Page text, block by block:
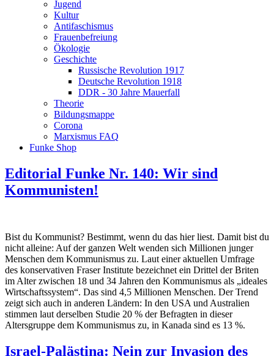
Jugend
Kultur
Antifaschismus
Frauenbefreiung
Ökologie
Geschichte
Russische Revolution 1917
Deutsche Revolution 1918
DDR - 30 Jahre Mauerfall
Theorie
Bildungsmappe
Corona
Marxismus FAQ
Funke Shop
Editorial Funke Nr. 140: Wir sind
Kommunisten!
Bist du Kommunist? Bestimmt, wenn du das hier liest. Damit bist du
nicht alleine: Auf der ganzen Welt wenden sich Millionen junger
Menschen dem Kommunismus zu. Laut einer aktuellen Umfrage
des konservativen Fraser Institute bezeichnet ein Drittel der Briten
im Alter zwischen 18 und 34 Jahren den Kommunismus als „ideales
Wirtschaftssystem“. Das sind 4,5 Millionen Menschen. Der Trend
zeigt sich auch in anderen Ländern: In den USA und Australien
stimmen laut derselben Studie 20 % der Befragten in dieser
Altersgruppe dem Kommunismus zu, in Kanada sind es 13 %.
Israel-Palästina: Nein zur Invasion des